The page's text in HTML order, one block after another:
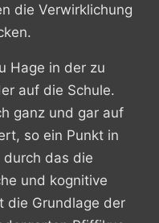
die Verwirklichung
Hage in der zu
auf die Schule.
ganz und gar auf
so ein Punkt in
durch das die
und kognitive
die Grundlage der